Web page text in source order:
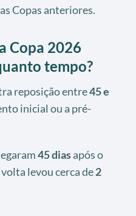
Copas anteriores.
Copa 2026
tempo?
reposição entre45 e
inicial ou a pré-
45 diasapós o
levou cerca de2